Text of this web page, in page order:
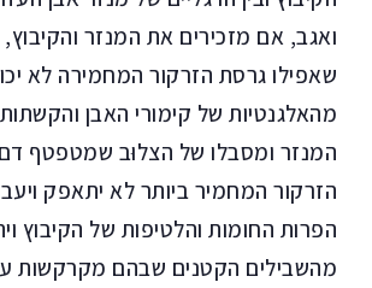
ואגב, אם מזכירים את המנזר והקיבוץ,
שאפילו גרסת הזרקור המחמירה לא
מהאלגנטיות של קימורי האבן
המנזר ומסבלו של הצלוּב שמטפטף דם
הזרקור המחמיר ביותר לא יתאפק
הפרות החומות והלטיפות של הקיבוץ
מהשבילים הקטנים שבהם מקרקשות